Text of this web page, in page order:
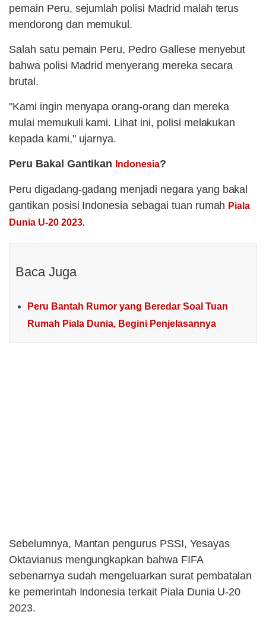
pemain Peru, sejumlah polisi Madrid malah terus
mendorong dan memukul.
Salah satu pemain Peru, Pedro Gallese menyebut
bahwa polisi Madrid menyerang mereka secara
brutal.
"Kami ingin menyapa orang-orang dan mereka
mulai memukuli kami. Lihat ini, polisi melakukan
kepada kami," ujarnya.
Peru Bakal Gantikan Indonesia?
Peru digadang-gadang menjadi negara yang bakal
gantikan posisi Indonesia sebagai tuan rumah Piala
Dunia U-20 2023.
Baca Juga
Peru Bantah Rumor yang Beredar Soal Tuan
Rumah Piala Dunia, Begini Penjelasannya
Sebelumnya, Mantan pengurus PSSI, Yesayas
Oktavianus mengungkapkan bahwa FIFA
sebenarnya sudah mengeluarkan surat pembatalan
ke pemerintah Indonesia terkait Piala Dunia U-20
2023.